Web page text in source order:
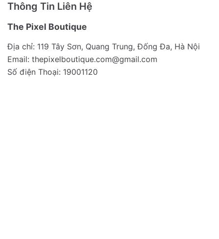
Thông Tin Liên Hệ
The Pixel Boutique
Địa chỉ: 119 Tây Sơn, Quang Trung, Đống Đa, Hà Nội
Email: thepixelboutique.com@gmail.com
Số điện Thoại: 19001120